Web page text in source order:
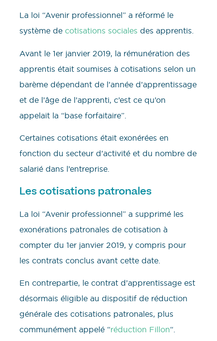
La loi “Avenir professionnel” a réformé le
système de cotisations sociales des apprentis.
Avant le 1er janvier 2019, la rémunération des
apprentis était soumises à cotisations selon un
barème dépendant de l’année d’apprentissage
et de l’âge de l’apprenti, c’est ce qu’on
appelait la “base forfaitaire”.
Certaines cotisations était exonérées en
fonction du secteur d’activité et du nombre de
salarié dans l’entreprise.
Les cotisations patronales
La loi “Avenir professionnel” a supprimé les
exonérations patronales de cotisation à
compter du 1er janvier 2019, y compris pour
les contrats conclus avant cette date.
En contrepartie, le contrat d’apprentissage est
désormais éligible au dispositif de réduction
générale des cotisations patronales, plus
communément appelé “réduction Fillon“.